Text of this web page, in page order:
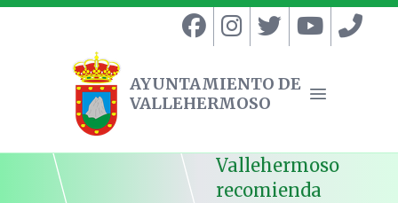
Ayuntamiento de Vallehermoso
AYUNTAMIENTO DE
VALLEHERMOSO
Abrir
Vallehermoso
recomienda